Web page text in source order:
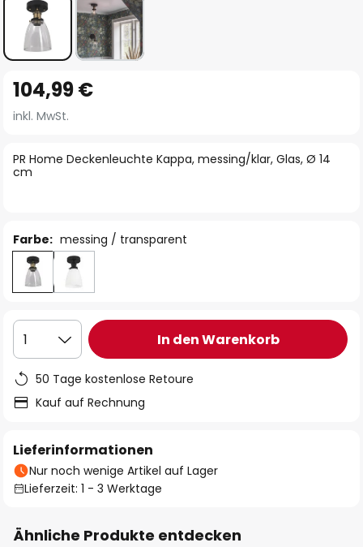
Anfang
der
springen
PR Home Deckenleuchte Kappa, messing/klar, Glas, Ø 14
cm
104,99 €
inkl. MwSt.
Farbe: messing / transparent
1 In den Warenkorb
50 Tage kostenlose Retoure
Kauf auf Rechnung
Lieferinformationen
Nur noch wenige Artikel auf Lager
Lieferzeit: 1 - 3 Werktage
Ähnliche Produkte entdecken